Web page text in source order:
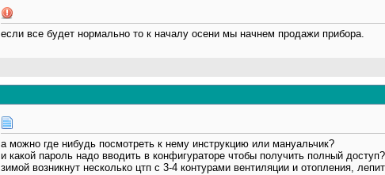
если все будет нормально то к началу осени мы начнем продажи прибора.
а можно где нибудь посмотреть к нему инструкцию или мануальчик?
и какой пароль надо вводить в конфигураторе чтобы получить полный
зимой возникнут несколько цтп с 3-4 контурами вентиляции и отопления,